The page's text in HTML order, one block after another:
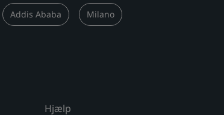
Addis Ababa Milano
Hjælp